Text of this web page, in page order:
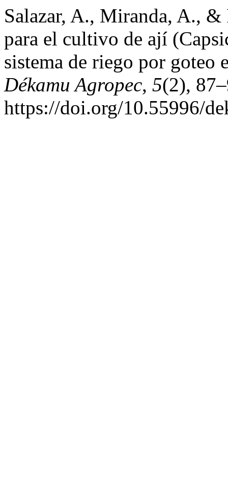
Salazar, A., Miranda, A.,
para el cultivo de ají
sistema de riego por goteo
Dékamu Agropec, 5(2),
https://doi.org/10.55996/